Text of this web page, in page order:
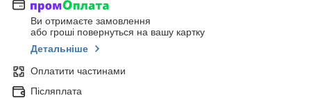
Ви отримаєте замовлення
або гроші повернуться на вашу картку
Детальніше
Оплатити частинами
Післяплата